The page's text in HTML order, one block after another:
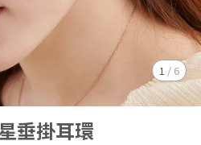
1 / 6
垂掛耳環